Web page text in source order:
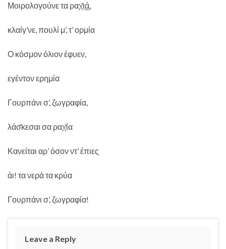
Μοιρολογούνε τα ραχ̌ι͜ά,
κλαίγ’νε, πουλί μ’, τ’ ορμία
Ο κόσμον όλιον έφυεν,
εγέντον ερημία
Γουρπάνι σ’, ζωγραφία,
λάσ̌κεσαι σα ραχ̌ία
Κανείται αρ’ όσον ντ’ έπιες
άι! τα νερά τα κρύα
Γουρπάνι σ’, ζωγραφία!
Leave a Reply